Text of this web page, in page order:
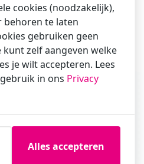
in waarmee je
cursist?
cookies (noodzakelijk),
behoren te laten
gebruiken geen
kunt zelf aangeven welke
je wilt accepteren. Lees
in ons Privacy
Alles accepteren